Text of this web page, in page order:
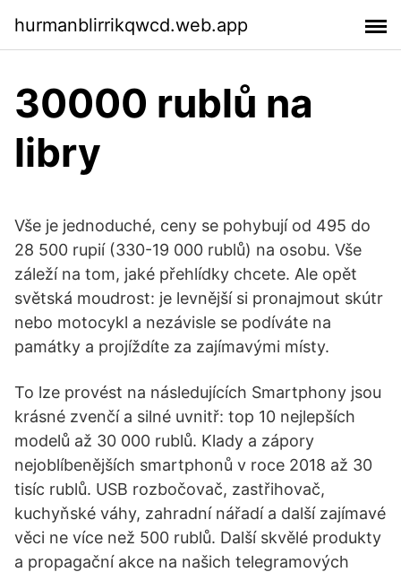
hurmanblirrikqwcd.web.app
30000 rublů na
libry
Vše je jednoduché, ceny se pohybují od 495 do
28 500 rupií (330-19 000 rublů) na osobu. Vše
záleží na tom, jaké přehlídky chcete. Ale opět
světská moudrost: je levnější si pronajmout skútr
nebo motocykl a nezávisle se podíváte na
památky a projíždíte za zajímavými místy.
To lze provést na následujících Smartphony jsou
krásné zvenčí a silné uvnitř: top 10 nejlepších
modelů až 30 000 rublů. Klady a zápory
nejoblíbenějších smartphonů v roce 2018 až 30
tisíc rublů. USB rozbočovač, zastřihovač,
kuchyňské váhy, zahradní nářadí a další zajímavé
věci ne více než 500 rublů. Další skvělé produkty
a propagační akce na našich telegramových